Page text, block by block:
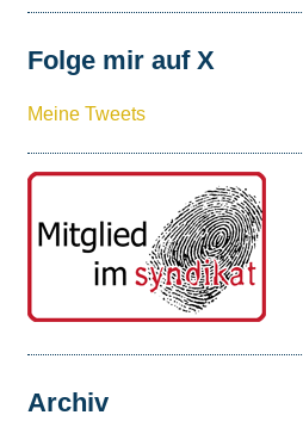
Folge mir auf X
Meine Tweets
Archiv